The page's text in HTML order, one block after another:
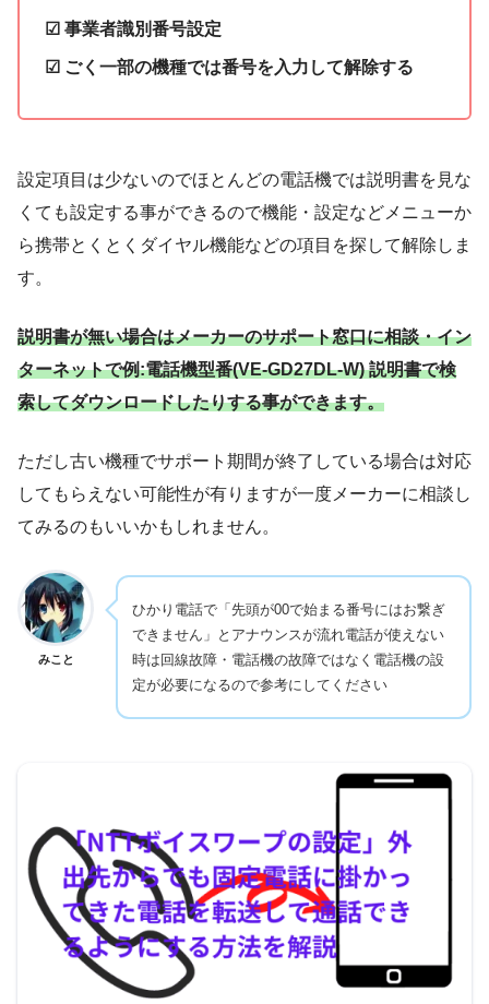
☑ 事業者識別番号設定
☑ ごく一部の機種では番号を入力して解除する
設定項目は少ないのでほとんどの電話機では説明書を見な
くても設定する事ができるので機能・設定などメニューか
ら携帯とくとくダイヤル機能などの項目を探して解除しま
す。
説明書が無い場合はメーカーのサポート窓口に相談・イン
ターネットで例:電話機型番(VE-GD27DL-W) 説明書で検
索してダウンロードしたりする事ができます。
ただし古い機種でサポート期間が終了している場合は対応
してもらえない可能性が有りますが一度メーカーに相談し
てみるのもいいかもしれません。
みこと
ひかり電話で「先頭が00で始まる番号にはお繋ぎ
できません」とアナウンスが流れ電話が使えない
時は回線故障・電話機の故障ではなく電話機の設
定が必要になるので参考にしてください